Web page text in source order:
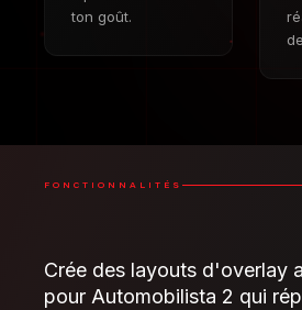
ton goût.
FONCTIONNALITÉS
Crée des layouts d'overlay
pour Automobilista 2 qui